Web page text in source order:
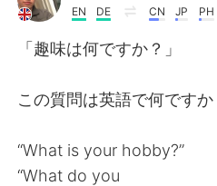
AI Grammar Checker
English
EN DE CN JP PH
「趣味は何ですか？」
この質問は英語で何ですか
“What is your hobby?”
“What do you